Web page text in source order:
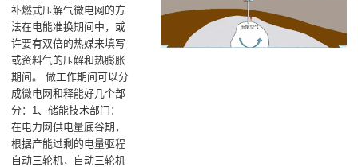
补燃式压解气微电网的方
法在电能准换期间中，或
许要有双倍的热媒来填写
或资料气的压解和热膨胀
期间。 做工作期间可以分
成微电网和释能好几个部
分：‌1、储能技术部门‌：
在电力网供电量底谷期，
根据产能过剩的电量驱程
自动三轮机，自动三轮机